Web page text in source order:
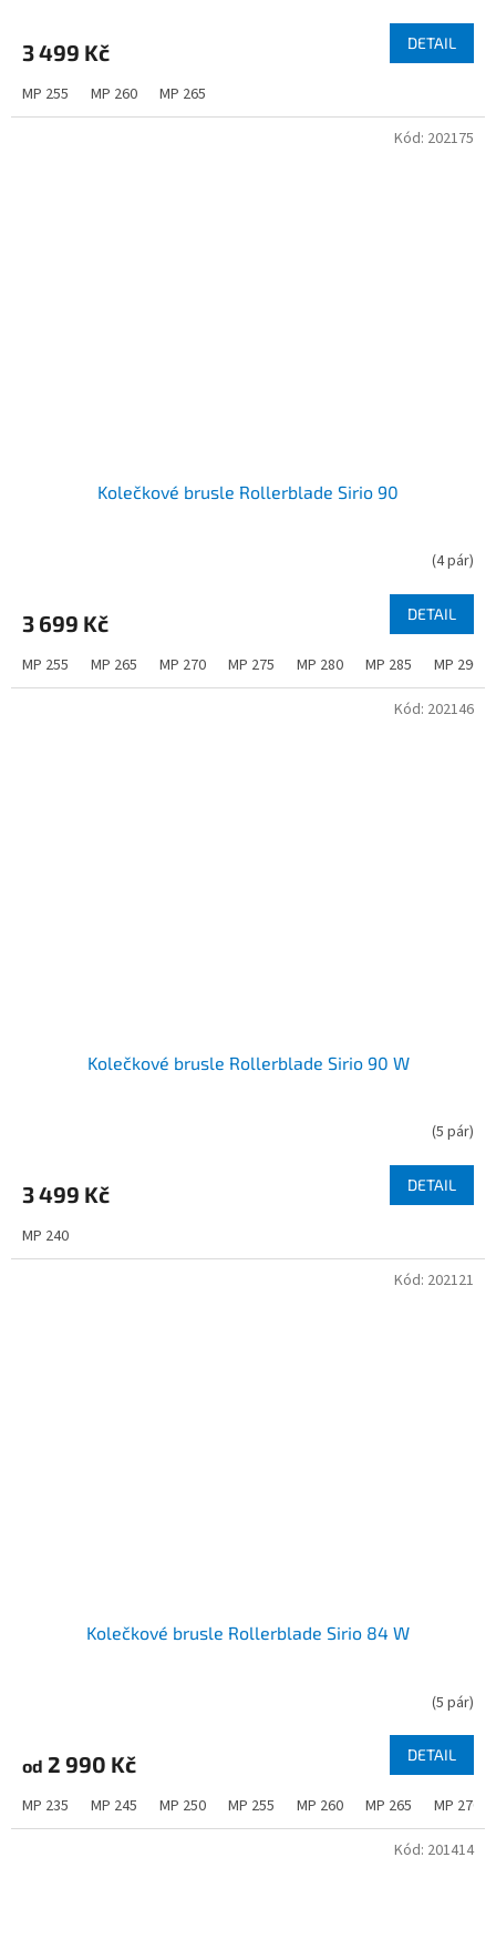
3 499 Kč DETAIL
MP 255 MP 260 MP 265
Kolečkové brusle Rollerblade Sirio 90
(4 pár)
3 699 Kč DETAIL
MP 255 MP 265 MP 270 MP 275 MP 280 MP 285 MP 290
Kód: 202175
Kolečkové brusle Rollerblade Sirio 90 W
(5 pár)
3 499 Kč DETAIL
MP 240
Kód: 202146
Kolečkové brusle Rollerblade Sirio 84 W
(5 pár)
od 2 990 Kč DETAIL
MP 235 MP 245 MP 250 MP 255 MP 260 MP 265 MP 270
Kód: 202121
Kód: 201414